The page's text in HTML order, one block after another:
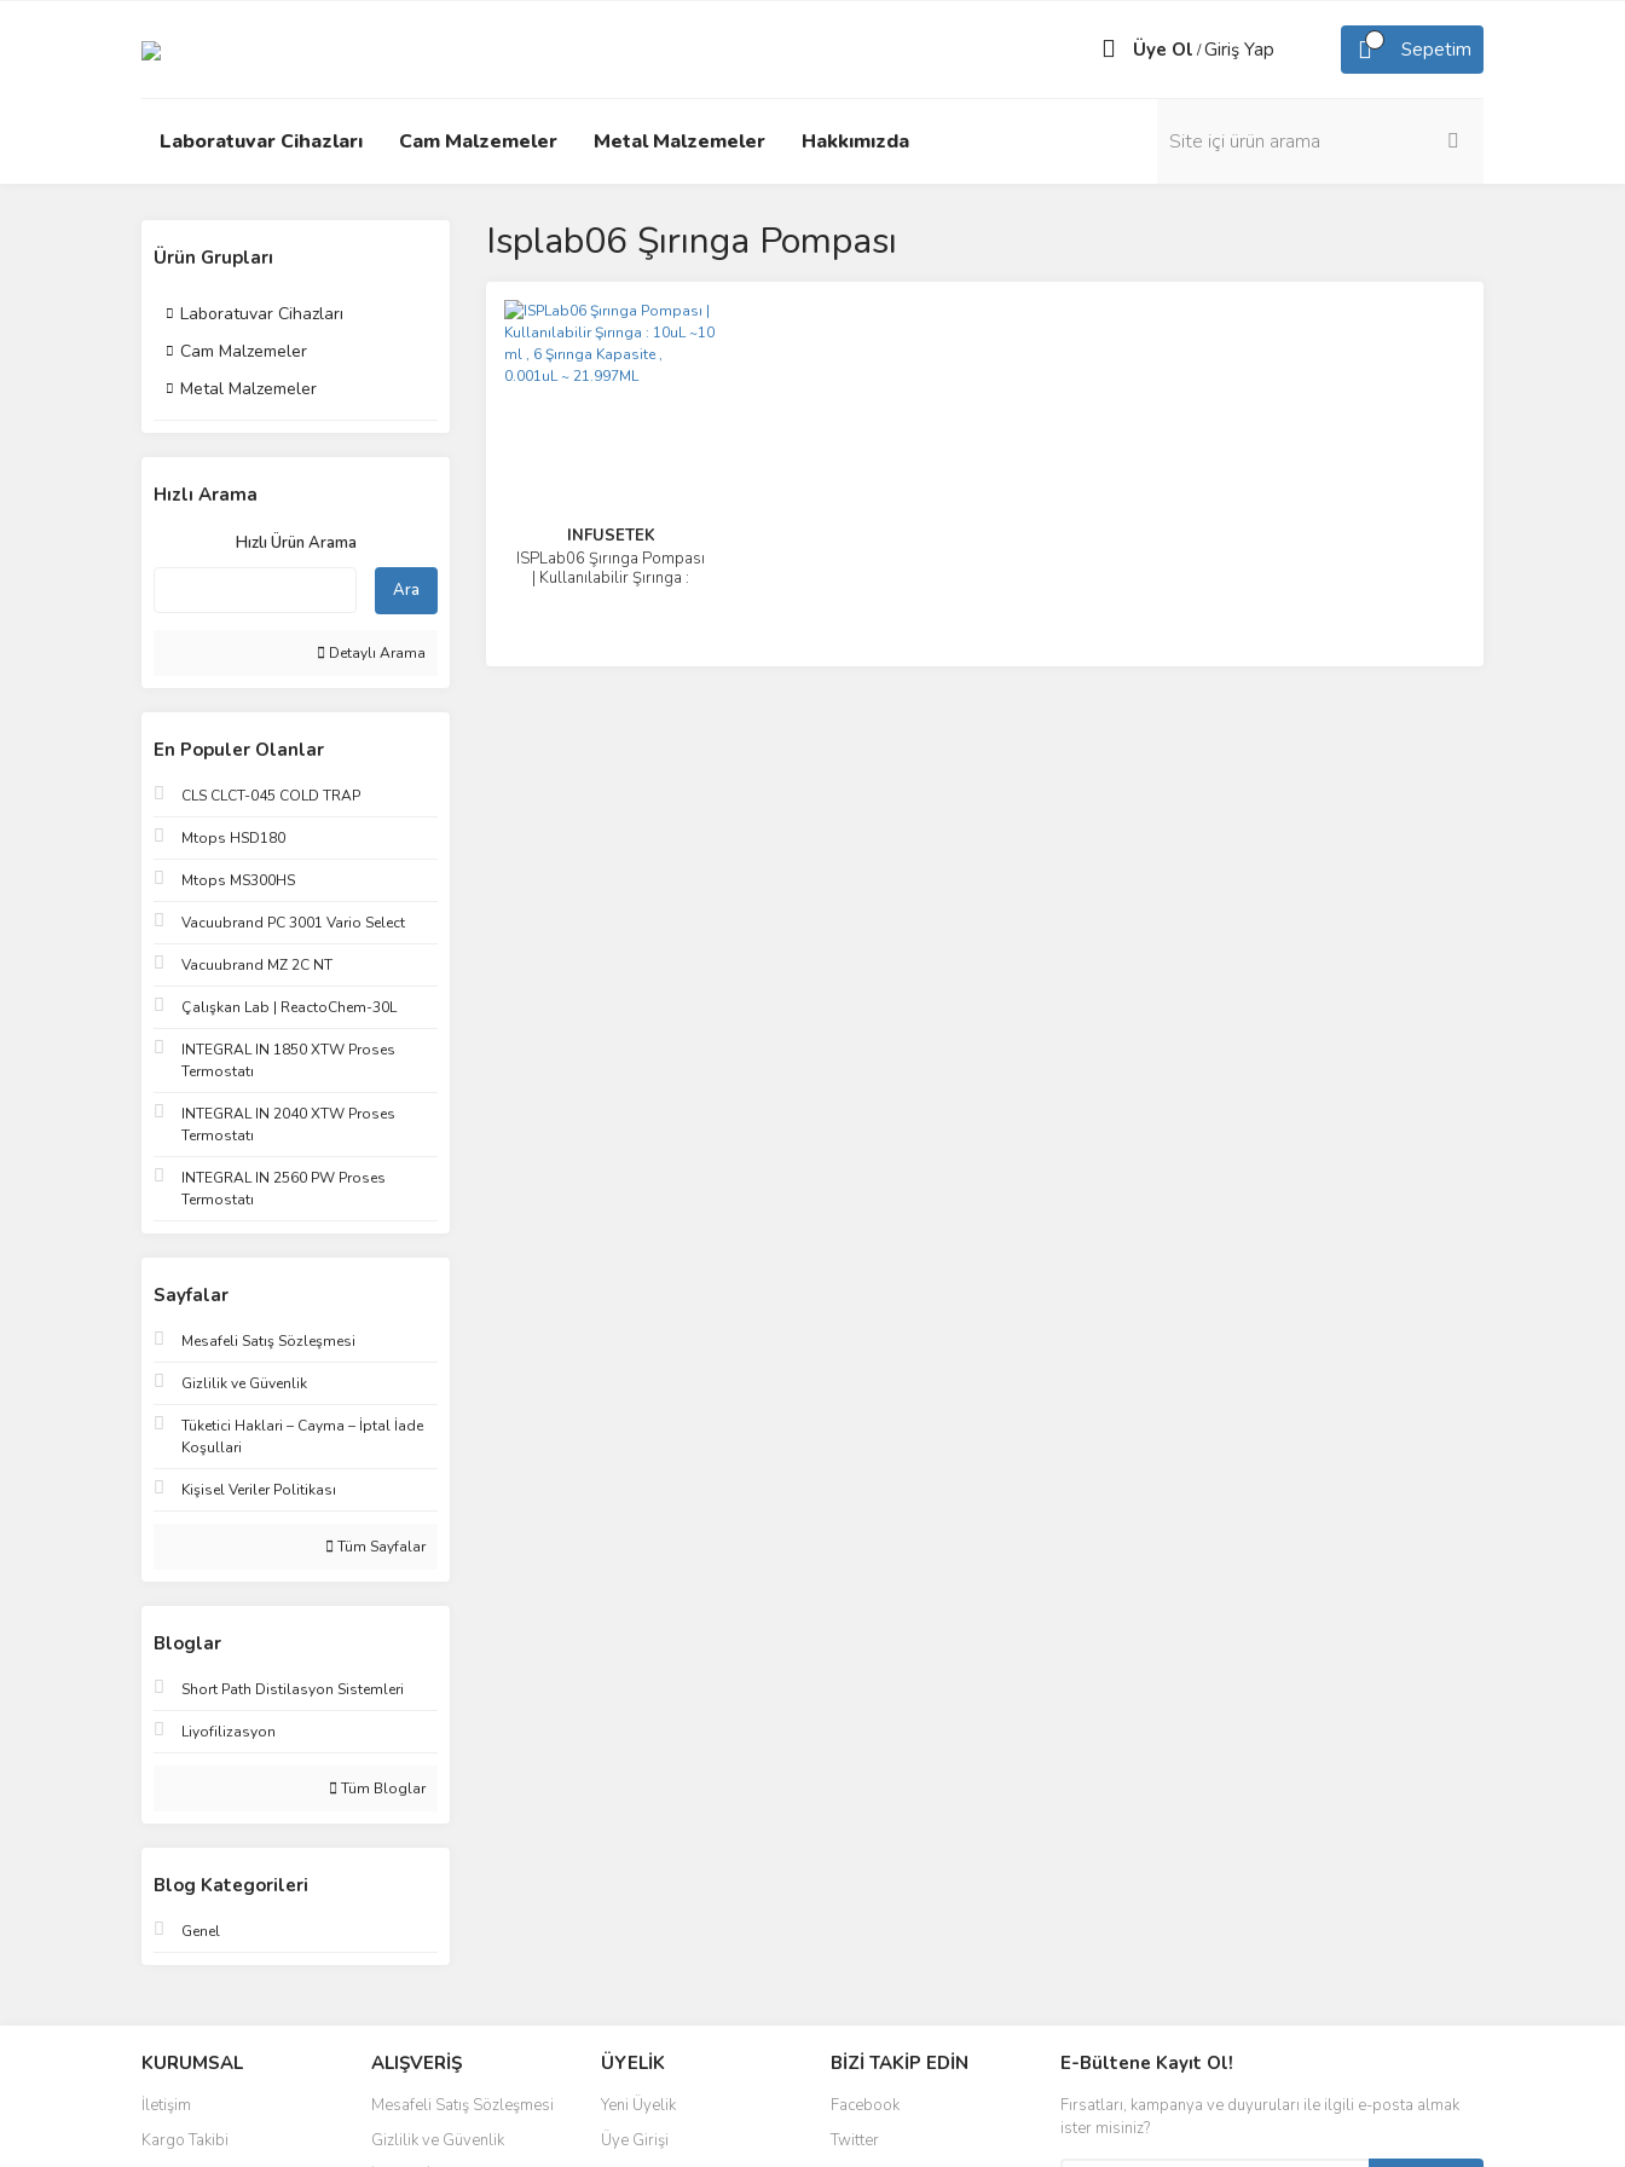
Üye Ol /Giriş Yap Sepetim
Laboratuvar Cihazları Cam Malzemeler Metal Malzemeler Hakkımızda
Ürün Grupları
Laboratuvar Cihazları
Cam Malzemeler
Metal Malzemeler
Hızlı Arama
Hızlı Ürün Arama
Ara
Detaylı Arama
En Populer Olanlar
CLS CLCT-045 COLD TRAP
Mtops HSD180
Mtops MS300HS
Vacuubrand PC 3001 Vario Select
Vacuubrand MZ 2C NT
Çalışkan Lab | ReactoChem-30L
INTEGRAL IN 1850 XTW Proses
Termostatı
INTEGRAL IN 2040 XTW Proses
Termostatı
INTEGRAL IN 2560 PW Proses
Termostatı
Sayfalar
Mesafeli Satış Sözleşmesi
Gizlilik ve Güvenlik
Tüketici Haklari – Cayma – İptal İade
Koşullari
Kişisel Veriler Politikası
Tüm Sayfalar
Bloglar
Short Path Distilasyon Sistemleri
Liyofilizasyon
Tüm Bloglar
Blog Kategorileri
Genel
Isplab06 Şırınga Pompası
INFUSETEK
ISPLab06 Şırınga Pompası
| Kullanılabilir Şırınga :
İncele
KURUMSAL
İletişim
Kargo Takibi
ALIŞVERİŞ
Mesafeli Satış Sözleşmesi
Gizlilik ve Güvenlik
ÜYELİK
Yeni Üyelik
Üye Girişi
BİZİ TAKİP EDİN
Facebook
Twitter
E-Bültene Kayıt Ol!
Fırsatları, kampanya ve duyuruları ile ilgili e-posta almak
ister misiniz?